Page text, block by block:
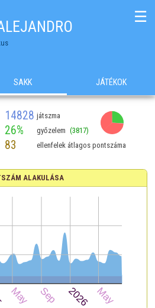
☰
SAKK JÁTÉKOK
14828 játszma
26% győzelem (3817)
83 ellenfelek átlagos pontszáma
ALAKULÁSA